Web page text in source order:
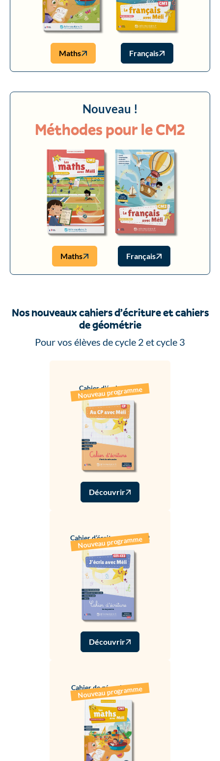
Maths Français
Nouveau !
Méthodes pour le CM2
Maths Français
Nos nouveaux cahiers d’écriture et cahiers
de géométrie
Pour vos élèves de cycle 2 et cycle 3
Cahier d'écriture CP
Découvrir
Nouveau programme
Cahier d’écriture CE1/CE2
Découvrir
Nouveau programme
Cahier de géométrie CM1
Nouveau programme